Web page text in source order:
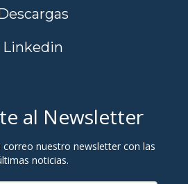
Linkedin
al Newsletter
correo nuestro newsletter con las
noticias.